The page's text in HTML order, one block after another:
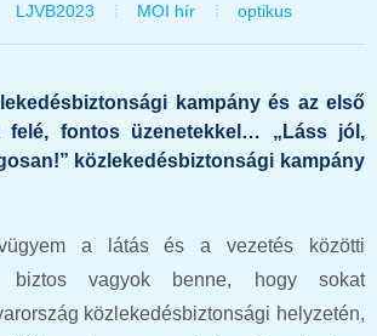
LJVB2023 MOI hír optikus
kampány és az első
felé, fontos üzenetekkel… „Láss jól,
közlekedésbiztonsági kampány
a látás és a vezetés közötti
biztos vagyok benne, hogy sokat
közlekedésbiztonsági helyzetén,